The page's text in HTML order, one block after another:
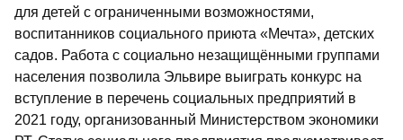
для детей с ограниченными возможностями,
воспитанников социального приюта «Мечта», детских
садов. Работа с социально незащищёнными группами
населения позволила Эльвире выиграть конкурс на
вступление в перечень социальных предприятий в
2021 году, организованный Министерством экономики